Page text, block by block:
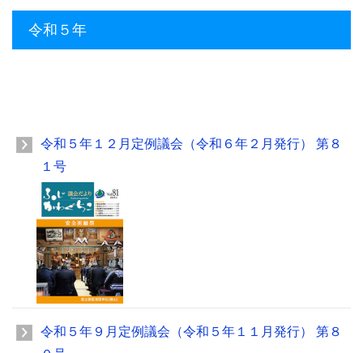
令和５年
令和５年１２月定例議会（令和６年２月発行） 第８
１号
令和５年９月定例議会（令和５年１１月発行） 第８